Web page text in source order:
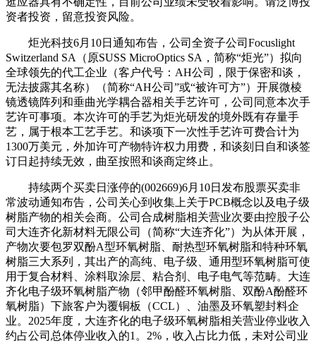
资者投资，留意投资风险。
炬光科技6月10日通知布告，公司全资子公司Focuslight
Switzerland SA（原SUSS MicroOptics SA，简称“炬光”）拟向
全球领先的代工企业（客户代号：AH公司，限于保密和谈，
无法披露其名称）（简称“AH公司”或“被许可方”）开展微棱
镜透镜阵列和垂曲光学耦合器相关手艺许可，公司同意本次手
艺许可事项。本次许可的手艺为炬光研发的境外既有存量手
艺，属于根本工艺手艺。和谈项下一次性手艺许可费合计为
1300万美元，外加许可产物特许权力用费，和谈刻日自和谈签
订日起持续无效，曲至按照和谈商定终止。
持续两个买卖日涨停的(002669)6月10日发布股票买卖非
常波动通知布告，公司关心到收集上关于PCB概念以及电子级
树脂产物的相关会商。公司合成树脂相关营业次要由控股子公
司大连齐化新材料无限公司（简称“大连齐化”）为从体开展，
产物次要包罗双酚A型环氧树脂、耐热型环氧树脂和特种环氧
树脂三大系列，其出产的高纯、电子级、通用型环氧树脂可使
用于复合材料、涂料取涂层、粘合剂、电子电气等范畴。大连
齐化电子级环氧树脂产物（邻甲酚醛环氧树脂、双酚A酚醛环
氧树脂）下旅客户为覆铜板（CCL）、油墨及环氧塑封料企
业。2025年度，大连齐化的电子级环氧树脂相关营业停业收入
约占公司总体停业收入的1。2%，收入占比力低，未对公司业